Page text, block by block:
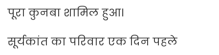
पूरा कुनबा शामिल हुआ।
सूर्यकांत का परिवार एक दिन पहले